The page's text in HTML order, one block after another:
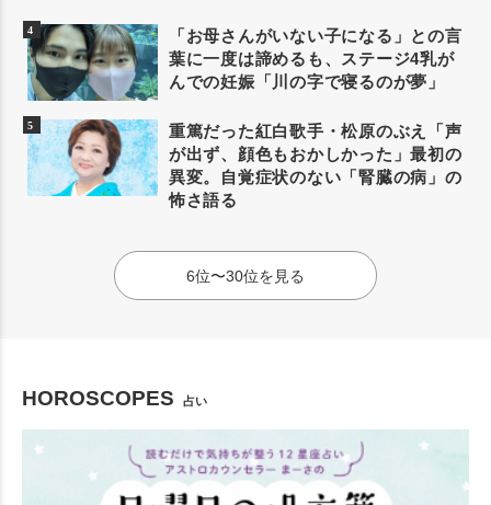
「お母さんがいない子になる」との言
葉に一度は諦めるも、ステージ4乳が
んでの妊娠「川の字で寝るのが夢」
重篤だった紅白歌手・松原のぶえ「声
が出ず、顔色もおかしかった」最初の
異変。自覚症状のない「腎臓の病」の
怖さ語る
6位〜30位を見る
HOROSCOPES 占い